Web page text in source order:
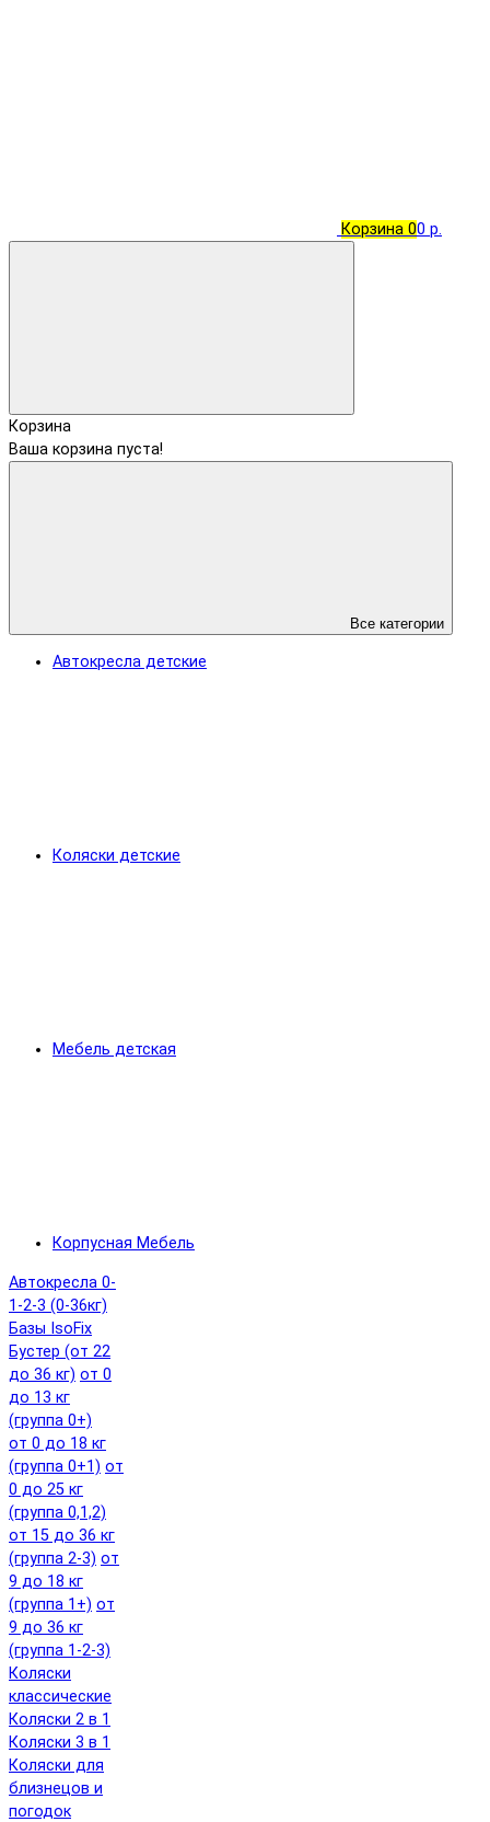
Корзина 00 р.
Корзина
Ваша корзина пуста!
Все категории
Автокресла детские
Коляски детские
Мебель детская
Корпусная Мебель
Автокресла 0-
1-2-3 (0-36кг)
Базы IsoFix
Бустер (от 22
до 36 кг) от 0
до 13 кг
(группа 0+)
от 0 до 18 кг
(группа 0+1) от
0 до 25 кг
(группа 0,1,2)
от 15 до 36 кг
(группа 2-3) от
9 до 18 кг
(группа 1+) от
9 до 36 кг
(группа 1-2-3)
Коляски
классические
Коляски 2 в 1
Коляски 3 в 1
Коляски для
близнецов и
погодок